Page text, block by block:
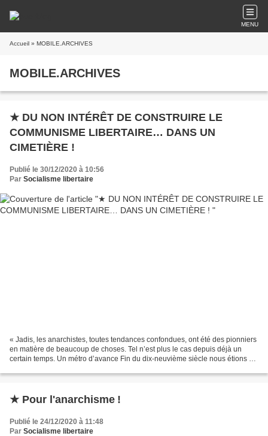
MENU
Accueil » MOBILE.ARCHIVES
MOBILE.ARCHIVES
★ DU NON INTÉRÊT DE CONSTRUIRE LE
COMMUNISME LIBERTAIRE… DANS UN
CIMETIÈRE !
Publié le 30/12/2020 à 10:56
Par Socialisme libertaire
« Jadis, les anarchistes, toutes tendances confondues, ont été des pionniers
en matière de beaucoup de choses. Tel n’est plus le cas depuis déjà un
certain temps. Un métro d’avance Fin du dix-neuvième siècle nous étions à
★ Pour l'anarchisme !
Publié le 24/12/2020 à 11:48
Par Socialisme libertaire